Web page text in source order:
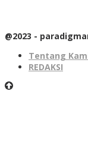
@2023 -
Tentang
REDAKSI